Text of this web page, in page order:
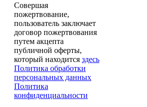
Совершая
пожертвование,
пользователь заключает
договор пожертвования
путем акцепта
публичной оферты,
который находится здесь
Политика обработки
персональных данных
Политика
конфиденциальности